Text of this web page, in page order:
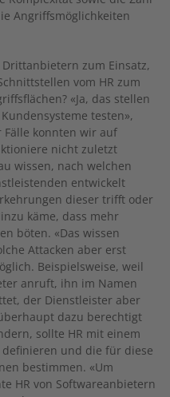
Angriffsmöglichkeiten
zum Einsatz,
vom HR zum
«Ja, das stellen
testen»,
Fälle konnten wir auf
nicht zuletzt
wissen, nach welchen
entwickelt
dieser trifft oder
käme, dass mehr
böten. «Das wissen
Attacken aber erst
Beispielsweise, weil
anruft, ihn im Namen
der Dienstleister aber
dazu berechtigt
sollte HR mit einem
und die für diese
bestimmen. «Um
HR von Softwareanbietern